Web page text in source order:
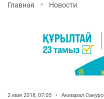
Главная Новости
2 мая 2018, 07:05 • Акмарал